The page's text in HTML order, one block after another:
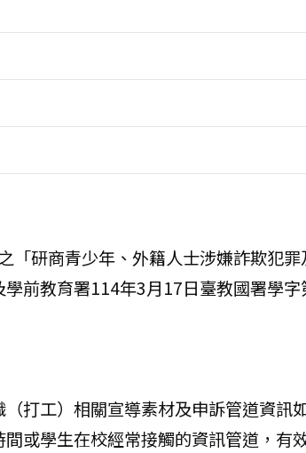
「研商青少年、外籍人士涉嫌詐欺犯
前教育署114年3月17日臺教國署學
打工）相關宣導素材及申訴管道資訊
或學生在校經常接觸的資訊管道，有